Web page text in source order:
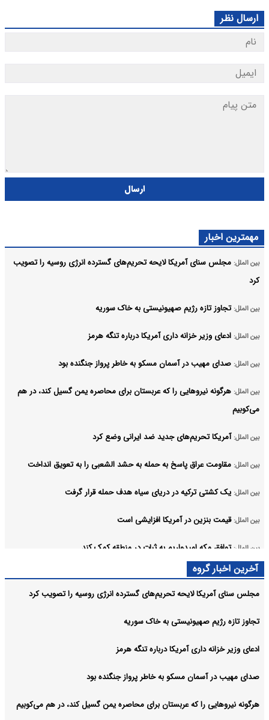
ارسال نظر
ارسال
مهمترین اخبار
بین الملل: مجلس سنای آمریکا لایحه تحریم‌های گسترده انرژی روسیه را تصویب
کرد
بین الملل: تجاوز تازه رژیم صهیونیستی به خاک سوریه
بین الملل: ادعای وزیر خزانه داری آمریکا درباره تنگه هرمز
بین الملل: صدای مهیب در آسمان مسکو به خاطر پرواز جنگنده بود
بین الملل: هرگونه نیروهایی را که عربستان برای محاصره یمن گسیل کند، در هم
می‌کوبیم
بین الملل: آمریکا تحریم‌های جدید ضد ایرانی وضع کرد
بین الملل: مقاومت عراق پاسخ به حمله به حشد الشعبی را به تعویق انداخت
بین الملل: یک کشتی ترکیه در دریای سیاه هدف حمله قرار گرفت
بین الملل: قیمت بنزین در آمریکا افزایشی است
بین الملل: توافق مکه امیدواریم به ثبات در منطقه کمک کند
آخرین اخبار گروه
مجلس سنای آمریکا لایحه تحریم‌های گسترده انرژی روسیه را تصویب کرد
تجاوز تازه رژیم صهیونیستی به خاک سوریه
ادعای وزیر خزانه داری آمریکا درباره تنگه هرمز
صدای مهیب در آسمان مسکو به خاطر پرواز جنگنده بود
هرگونه نیروهایی را که عربستان برای محاصره یمن گسیل کند، در هم می‌کوبیم